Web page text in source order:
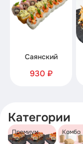
Саянский
930 ₽
Категории
Премиум
роллы
Комбо